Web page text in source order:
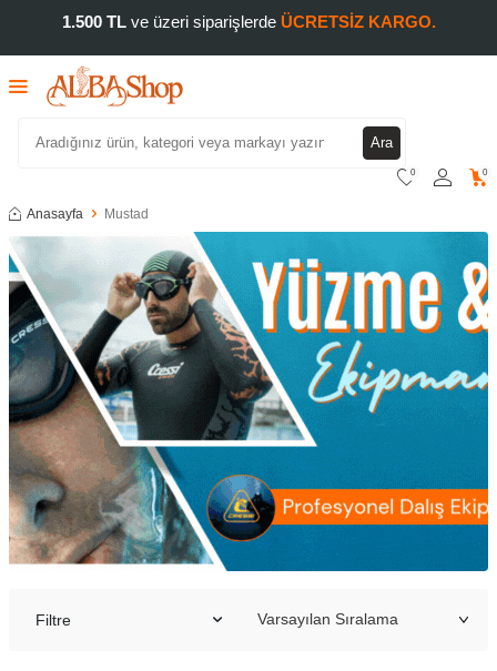
1.500 TLve üzeri siparişlerde ÜCRETSİZ KARGO.
Ara
0 0
Anasayfa Mustad
Filtre